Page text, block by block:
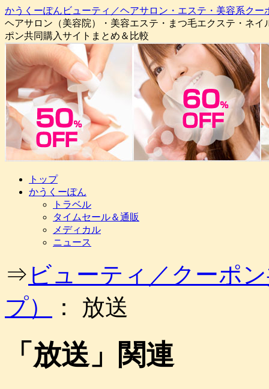
かうくーぽんビューティ／ヘアサロン・エステ・美容系ク
ヘアサロン（美容院）・美容エステ・まつ毛エクステ・ネ
ポン共同購入サイトまとめ＆比較
ッ
トップ
かうくーぽん
トラベル
タイムセール＆通販
メディカル
ニュース
⇒ ビューティ／クーポ
プ）
： 放送
「 放送」関連